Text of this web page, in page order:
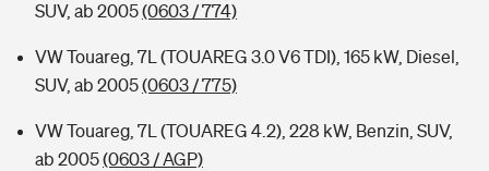
SUV, ab 2005(0603 / 774)
VW Touareg, 7L (TOUAREG 3.0 V6 TDI), 165 kW, Diesel,
SUV, ab 2005(0603 / 775)
VW Touareg, 7L (TOUAREG 4.2), 228 kW, Benzin, SUV,
ab 2005(0603 / AGP)